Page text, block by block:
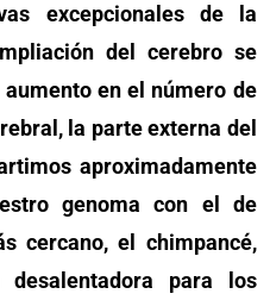
excepcionales de la
del cerebro se
en el número de
la parte externa del
aproximadamente
genoma con el de
cercano, el chimpancé,
para los